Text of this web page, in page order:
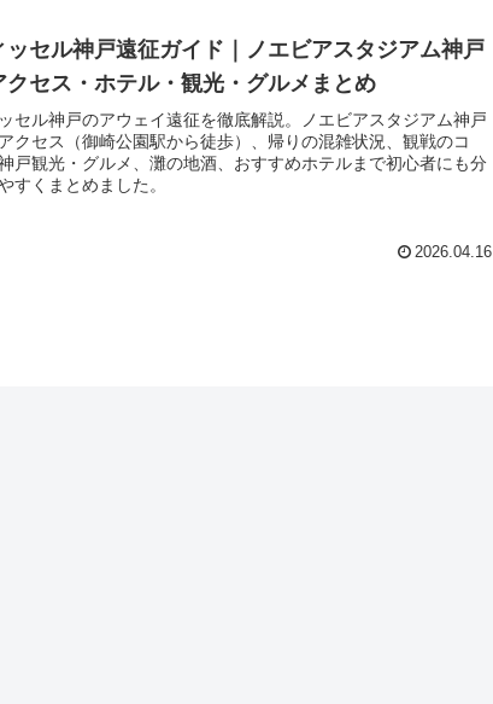
ッセル神戸遠征ガイド｜ノエビアスタジアム神戸
クセス・ホテル・観光・グルメまとめ
セル神戸のアウェイ遠征を徹底解説。ノエビアスタジアム神戸
クセス（御崎公園駅から徒歩）、帰りの混雑状況、観戦のコ
戸観光・グルメ、灘の地酒、おすすめホテルまで初心者にも分
すくまとめました。
2026.04.16